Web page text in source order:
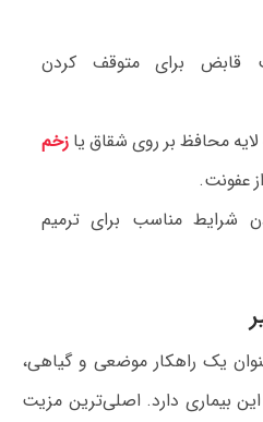
برای متوقف کردن
محافظ بر روی شقاق یا زخم
عفونت.
شرایط مناسب برای ترمیم
یک راهکار موضعی و گیاهی،
بیماری دارد. اصلی‌ترین مزیت